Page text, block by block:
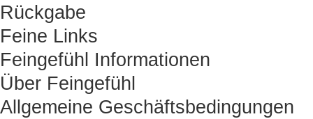
Rückgabe
Feine Links
Feingefühl Informationen
Über Feingefühl
Allgemeine Geschäftsbedingungen